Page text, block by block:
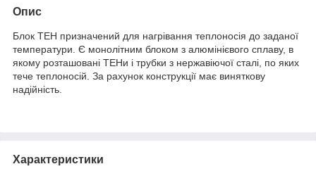
Опис
Блок ТЕН призначений для нагрівання теплоносія до заданої
температури. Є монолітним блоком з алюмінієвого сплаву, в
якому розташовані ТЕНи і трубки з нержавіючої сталі, по яких
тече теплоносій. За рахунок конструкції має виняткову
надійність.
Характеристики